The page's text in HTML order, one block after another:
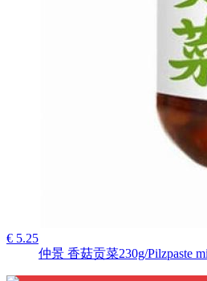
€ 5.25
仲景 香菇贡菜230g/Pilzpaste